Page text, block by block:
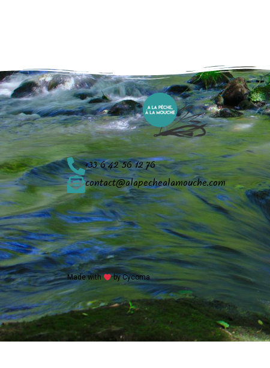
+33 6 42 56 12 76
contact@alapechealamouche.com
Made with by Cycoma